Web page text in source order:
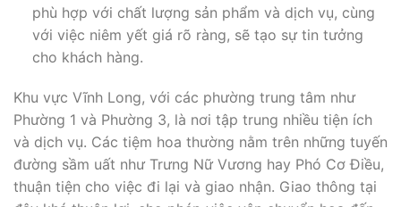
phù hợp với chất lượng sản phẩm và dịch vụ, cùng
với việc niêm yết giá rõ ràng, sẽ tạo sự tin tưởng
cho khách hàng.
Khu vực Vĩnh Long, với các phường trung tâm như
Phường 1 và Phường 3, là nơi tập trung nhiều tiện ích
và dịch vụ. Các tiệm hoa thường nằm trên những tuyến
đường sầm uất như Trưng Nữ Vương hay Phó Cơ Điều,
thuận tiện cho việc đi lại và giao nhận. Giao thông tại